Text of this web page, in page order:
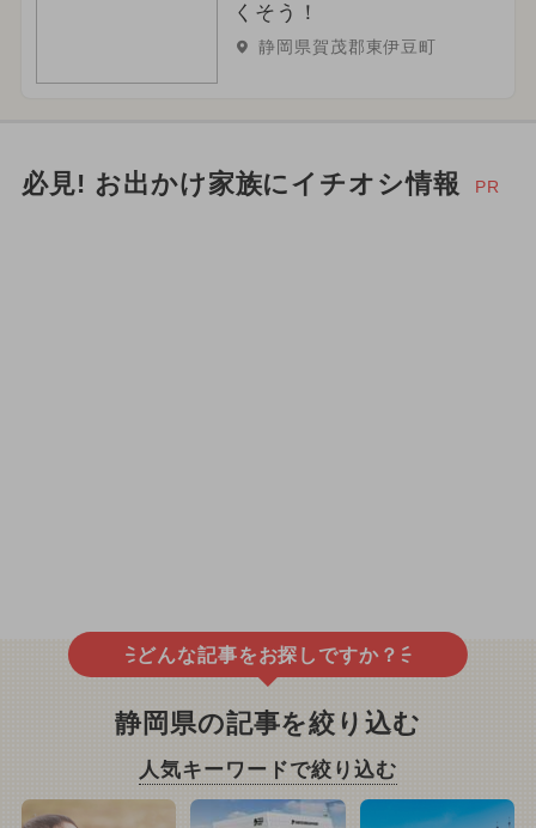
くそう！
静岡県賀茂郡東伊豆町
必見! お出かけ家族にイチオシ情報 PR
どんな記事をお探しですか？
静岡県の記事を絞り込む
人気キーワードで絞り込む